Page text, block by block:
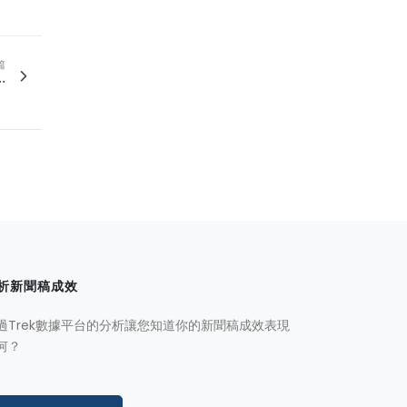
新聞稿成效
Trek數據平台的分析讓您知道你的新聞稿成效表現
？